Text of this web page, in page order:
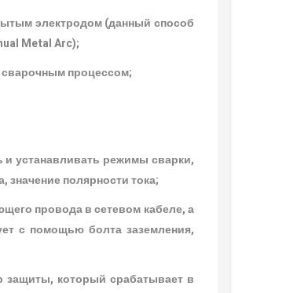
электродом (данный способ
Metal Arc);
процессом;
устанавливать режимы сварки,
значение полярности тока;
провода в сетевом кабеле, а
с помощью болта заземления,
защиты, который срабатывает в